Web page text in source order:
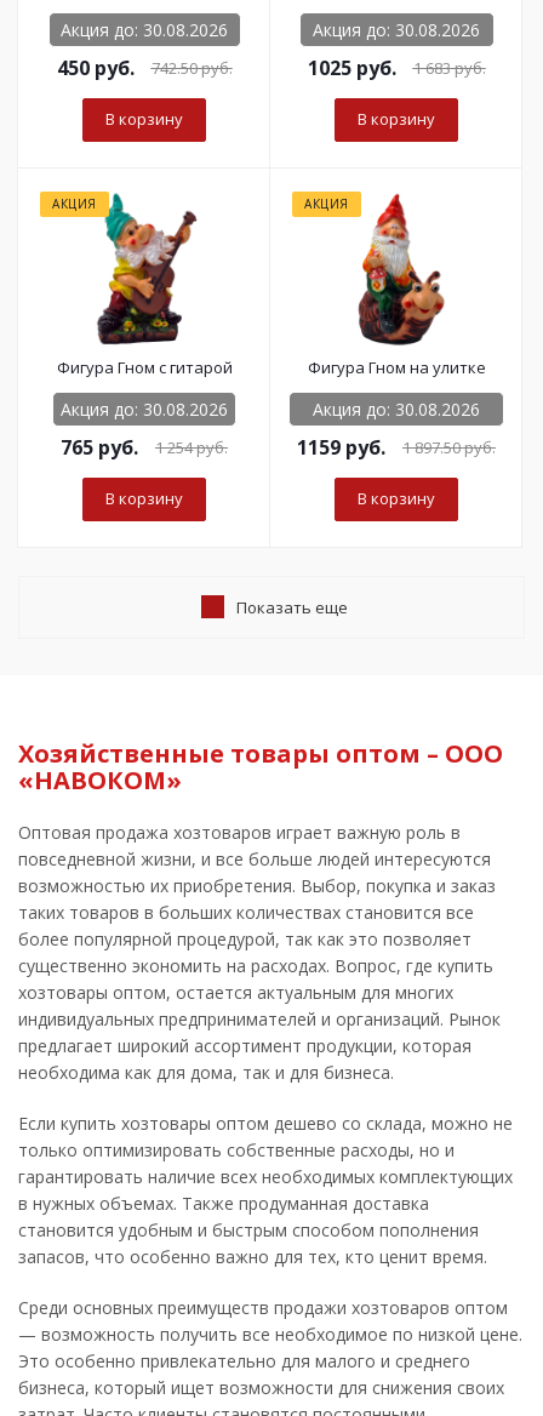
Акция до: 30.08.2026
450руб. 742.50руб.
В корзину
Акция до: 30.08.2026
1025 руб. 1 683руб.
В корзину
АКЦИЯ
Фигура Гном с гитарой
Акция до: 30.08.2026
765 руб. 1 254руб.
В корзину
АКЦИЯ
Фигура Гном на улитке
Акция до: 30.08.2026
1159 руб. 1 897.50руб.
В корзину
Показать еще
Хозяйственные товары оптом – ООО
«НАВОКОМ»
Оптовая продажа хозтоваров играет важную роль в
повседневной жизни, и все больше людей интересуются
возможностью их приобретения. Выбор, покупка и заказ
таких товаров в больших количествах становится все
более популярной процедурой, так как это позволяет
существенно экономить на расходах. Вопрос, где купить
хозтовары оптом, остается актуальным для многих
индивидуальных предпринимателей и организаций. Рынок
предлагает широкий ассортимент продукции, которая
необходима как для дома, так и для бизнеса.
Если купить хозтовары оптом дешево со склада, можно не
только оптимизировать собственные расходы, но и
гарантировать наличие всех необходимых комплектующих
в нужных объемах. Также продуманная доставка
становится удобным и быстрым способом пополнения
запасов, что особенно важно для тех, кто ценит время.
Среди основных преимуществ продажи хозтоваров оптом
— возможность получить все необходимое по низкой цене.
Это особенно привлекательно для малого и среднего
бизнеса, который ищет возможности для снижения своих